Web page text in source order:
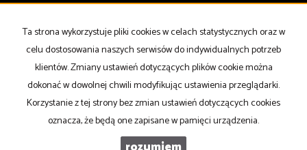
Domyna sprzedaż
Działkina sprzedaż
Lokalena sprzedaż
Halena sprzedaż
Obiekty na sprzedaż
Strona główna notatnik Kup Sprzedaj Kontakt
Ta strona wykorzystuje pliki cookies w celach statystycznych oraz w
celu dostosowania naszych serwisów do indywidualnych potrzeb
klientów. Zmiany ustawień dotyczących plików cookie można
dokonać w dowolnej chwili modyfikując ustawienia przeglądarki.
Korzystanie z tej strony bez zmian ustawień dotyczących cookies
oznacza, że będą one zapisane w pamięci urządzenia.